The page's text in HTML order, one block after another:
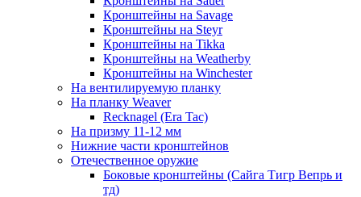
Кронштейны на Savage
Кронштейны на Steyr
Кронштейны на Tikka
Кронштейны на Weatherby
Кронштейны на Winchester
На вентилируемую планку
На планку Weaver
Recknagel (Era Tac)
На призму 11-12 мм
Нижние части кронштейнов
Отечественное оружие
Боковые кронштейны (Сайга Тигр Вепрь и
тд)